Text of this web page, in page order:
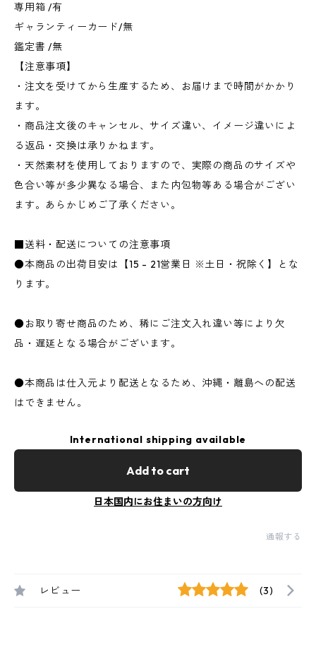
専用箱 /有
ギャランティーカード/無
鑑定書 /無
【注意事項】
・注文を受けてから生産するため、お届けまで時間がかかり
ます。
・商品注文後のキャンセル、サイズ違い、イメージ違いによ
る返品・交換は承りかねます。
・天然素材を使用しておりますので、実際の商品のサイズや
色合い等が多少異なる場合、また内包物等ある場合がござい
ます。あらかじめご了承ください。
■送料・配送についての注意事項
●本商品の出荷目安は【15 - 21営業日 ※土日・祝除く】とな
ります。
●お取り寄せ商品のため、稀にご注文入れ違い等により欠
品・遅延となる場合がございます。
●本商品は仕入元より配送となるため、沖縄・離島への配送
はできません。
International shipping available
Add to cart
日本国内にお住まいの方向け
通報する
レビュー (3)